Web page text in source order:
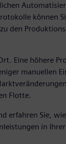
können
den
Eine höhere
manuellen
Flotte.
erfahren Sie,
in